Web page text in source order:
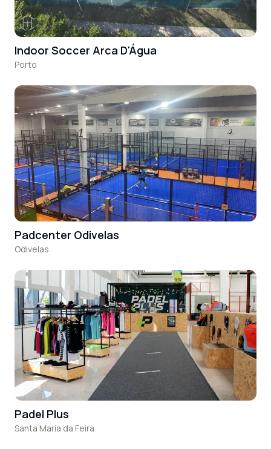
Indoor Soccer Arca D'Água
Porto
Padcenter Odivelas
Odivelas
Padel Plus
Santa Maria da Feira